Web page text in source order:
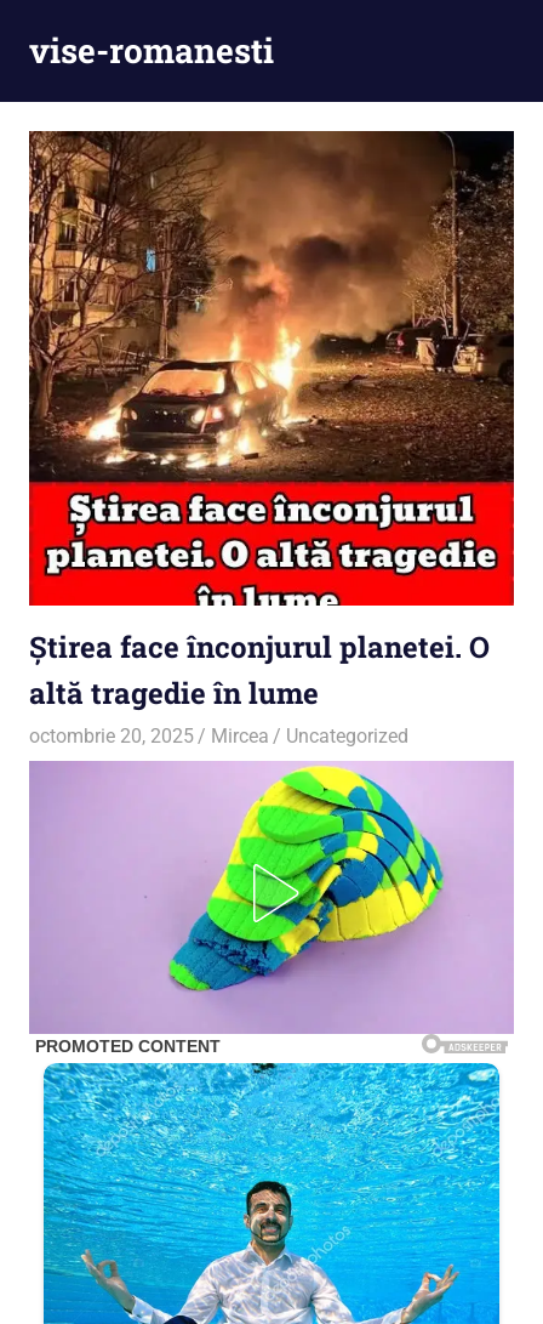
vise-romanesti
Știrea face înconjurul planetei. O
altă tragedie în lume
octombrie 20, 2025 Mircea Uncategorized